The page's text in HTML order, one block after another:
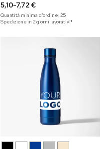
5,10-7,72 €
Quantità minima d'ordine:25
Spedizione in 2 giorni lavorativi*